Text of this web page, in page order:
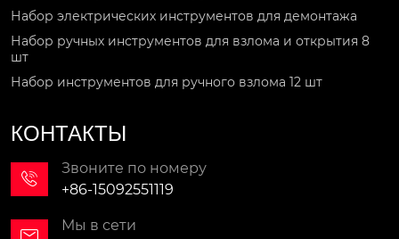
Набор электрических инструментов для демонтажа
Набор ручных инструментов для взлома и открытия 8
шт
Набор инструментов для ручного взлома 12 шт
КОНТАКТЫ

Звоните по номеру
+86-15092551119
Мы в сети